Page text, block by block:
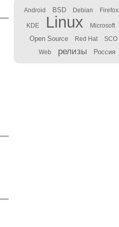
Android BSD Debian Firefox
KDE Linux Microsoft
Open Source Red Hat SCO
Web релизы Россия